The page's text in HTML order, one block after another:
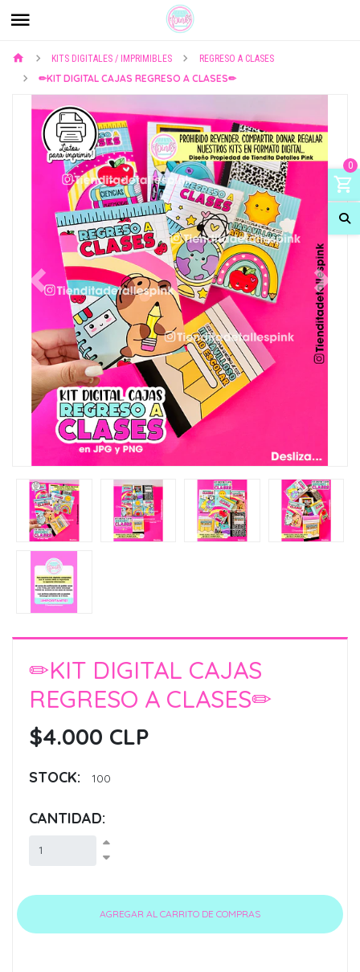
0
KITS DIGITALES / IMPRIMIBLES REGRESO A CLASES
✏KIT DIGITAL CAJAS REGRESO A CLASES✏
Previous Next
✏KIT DIGITAL CAJAS
REGRESO A CLASES✏
$4.000 CLP
STOCK: 100
CANTIDAD: